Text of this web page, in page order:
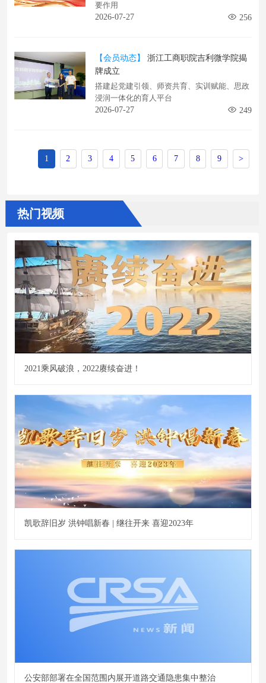
要作用
2026-07-27
256
【会员动态】
浙江工商职院吉利微学院揭
牌成立
搭建起党建引领、师资共育、实训赋能、思政
浸润一体化的育人平台
2026-07-27
249
1 2 3 4 5 6 7 8 9 >
热门视频
2021乘风破浪，2022赓续奋进！
凯歌辞旧岁 洪钟唱新春 | 继往开来 喜迎2023年
公安部部署在全国范围内展开道路交通隐患集中整治